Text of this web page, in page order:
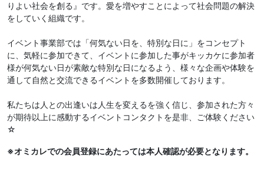
りよい社会を創る』です。愛を増やすことによって社会問題の解決
をしていく組織です。
イベント事業部では「何気ない日を、特別な日に」をコンセプト
に、気軽に参加できて、イベントに参加した事がキッカケに参加者
様が何気ない日が素敵な特別な日になるよう、様々な企画や体験を
通して自然と交流できるイベントを多数開催しております。
私たちは人との出逢いは人生を変えるを強く信じ、参加された方々
が期待以上に感動するイベントコンタクトを是非、ご体験ください
☆
※オミカレでの会員登録にあたっては本人確認が必要となります。